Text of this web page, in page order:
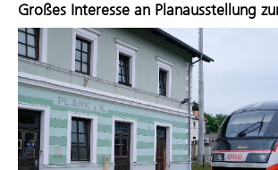
Großes Interesse an Planausstellung